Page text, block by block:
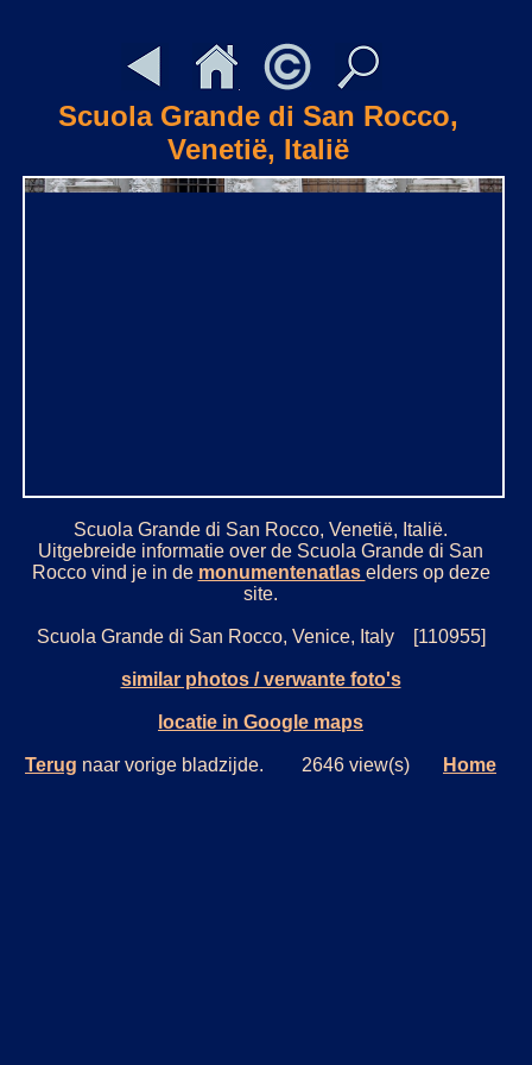
Scuola Grande di San Rocco,
Venetië, Italië
Scuola Grande di San Rocco, Venetië, Italië.
Uitgebreide informatie over de Scuola Grande di San
Rocco vind je in de monumentenatlas elders op deze
site.
Scuola Grande di San Rocco, Venice, Italy [110955]
similar photos / verwante foto's
locatie in Google maps
Terug naar vorige bladzijde. 2646 view(s) Home